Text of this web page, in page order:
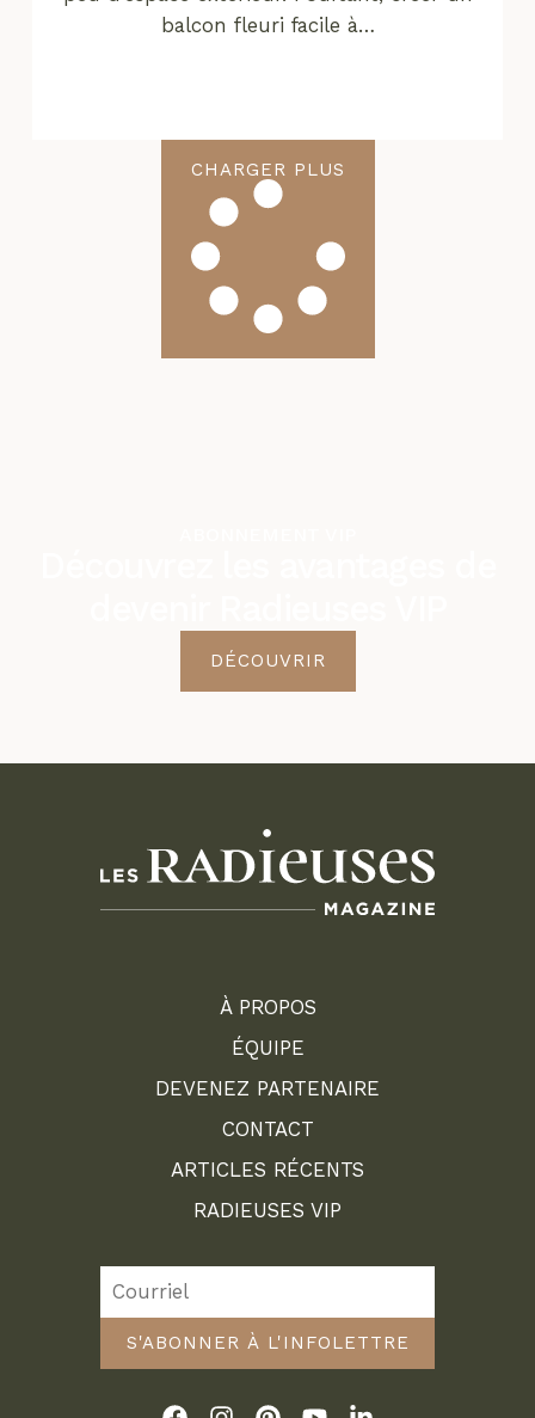
balcon fleuri facile à…
CHARGER PLUS
DÉCOUVRIR
À PROPOS
ÉQUIPE
DEVENEZ PARTENAIRE
CONTACT
ARTICLES RÉCENTS
RADIEUSES VIP
S'ABONNER À L'INFOLETTRE